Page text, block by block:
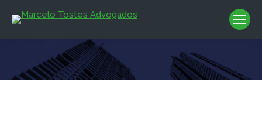
You are here: